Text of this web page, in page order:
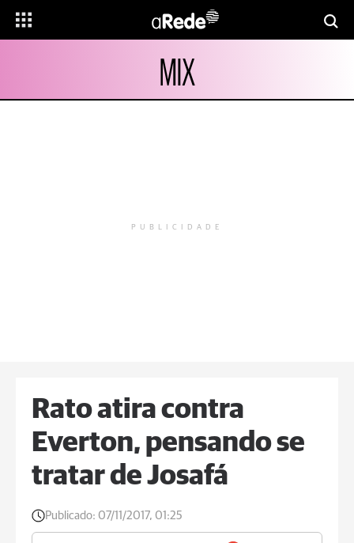
MIX
PUBLICIDADE
Rato atira contra
Everton, pensando se
tratar de Josafá
Publicado: 07/11/2017, 01:25